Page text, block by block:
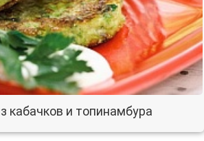
кабачков и топинамбура